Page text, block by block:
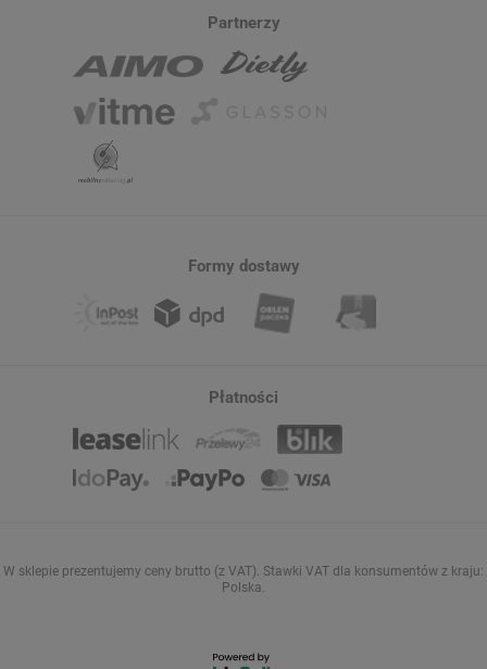
Partnerzy
Formy dostawy
Płatności
W sklepie prezentujemy ceny brutto (z VAT). Stawki VAT dla konsumentów z kraju:
Polska.